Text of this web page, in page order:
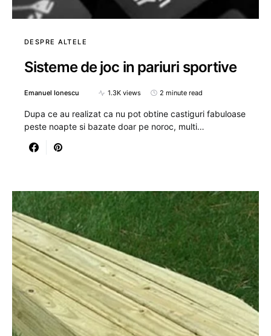
DESPRE ALTELE
Sisteme de joc in pariuri sportive
Emanuel Ionescu 1.3K views 2 minute read
Dupa ce au realizat ca nu pot obtine castiguri fabuloase
peste noapte si bazate doar pe noroc, multi…